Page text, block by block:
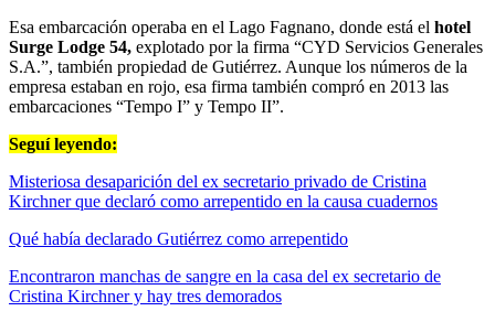
Esa embarcación operaba en el Lago Fagnano, donde está el hotel
Surge Lodge 54, explotado por la firma “CYD Servicios Generales
S.A.”, también propiedad de Gutiérrez. Aunque los números de la
empresa estaban en rojo, esa firma también compró en 2013 las
embarcaciones “Tempo I” y Tempo II”.
Seguí leyendo:
Misteriosa desaparición del ex secretario privado de Cristina
Kirchner que declaró como arrepentido en la causa cuadernos
Qué había declarado Gutiérrez como arrepentido
Encontraron manchas de sangre en la casa del ex secretario de
Cristina Kirchner y hay tres demorados